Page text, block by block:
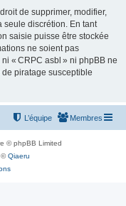
de supprimer, modifier,
seule discrétion. En tant
saisie puisse être stockée
ne soient pas
« CRPC asbl » ni phpBB ne
piratage susceptible
Membres
L’équipe
© phpBB Limited
©Qiaeru